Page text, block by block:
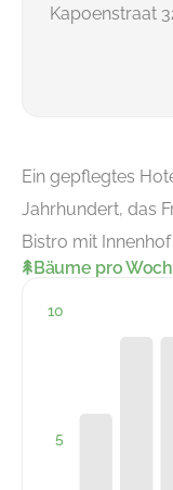
Kapoenstraat
Ein gepflegtes
Jahrhundert, das
Bistro mit
Bäume pro